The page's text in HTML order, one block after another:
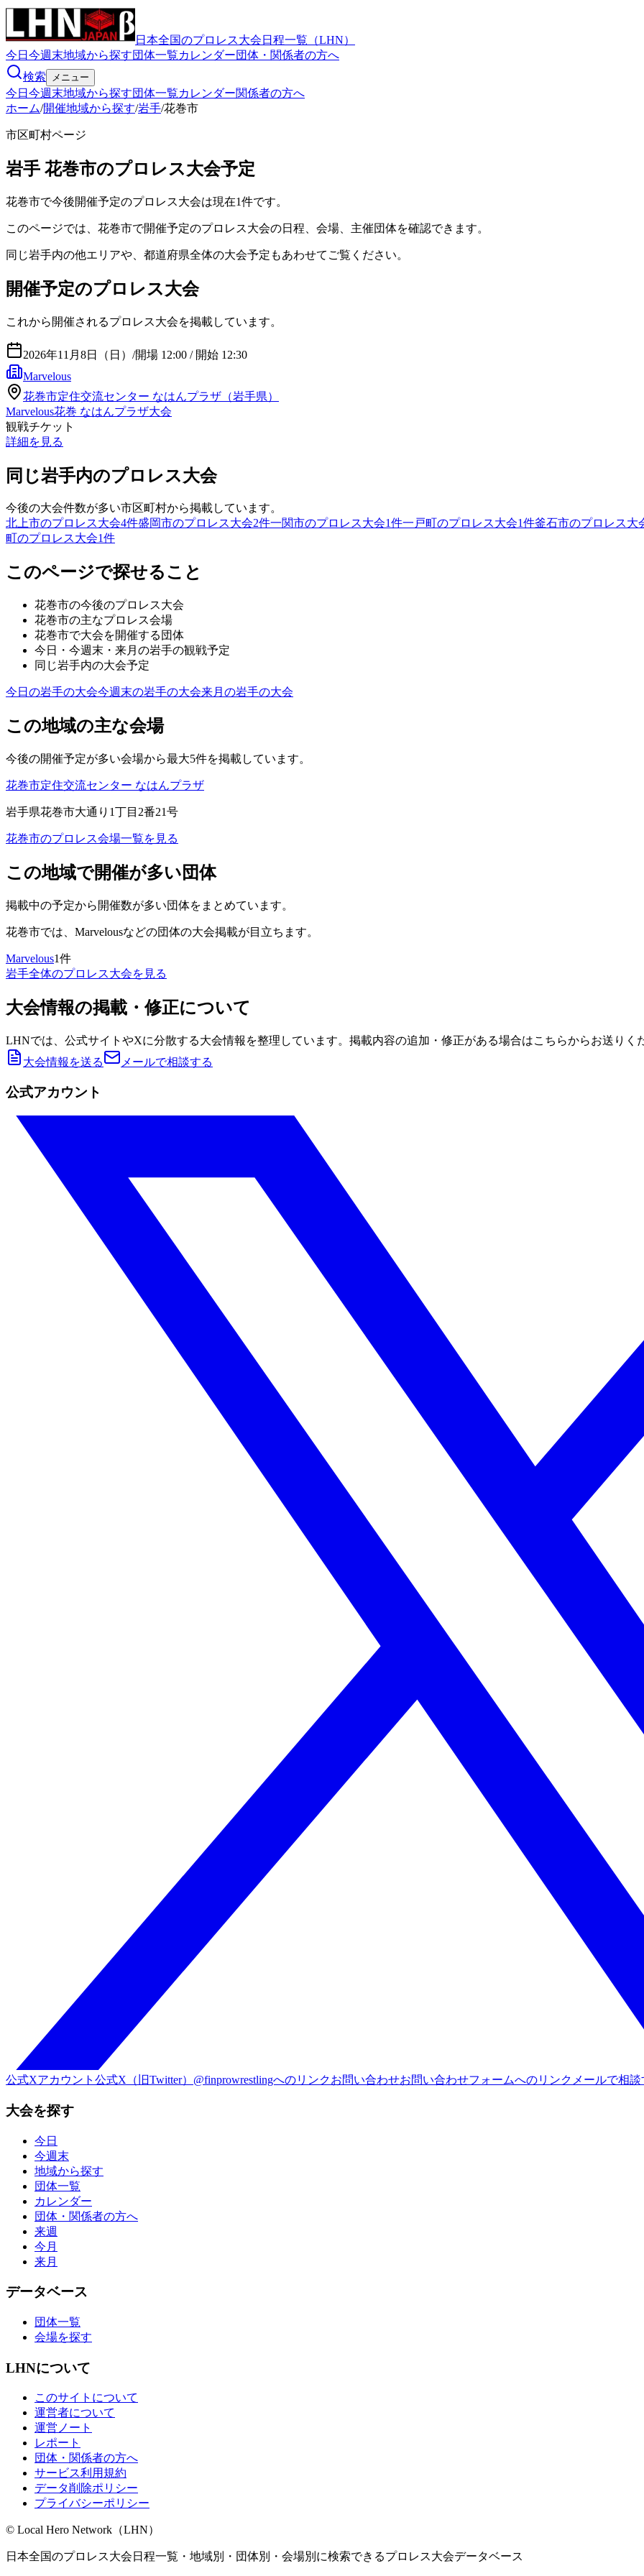
日本全国のプロレス大会日程一覧（LHN）
今日 今週末地域から探す団体一覧カレンダー団体・関係者の方へ
検索
メニュー
今日 今週末地域から探す団体一覧カレンダー関係者の方へ
ホーム/開催地域から探す/岩手/花巻市
市区町村ページ
岩手 花巻市のプロレス大会予定
花巻市で今後開催予定のプロレス大会は現在1件です。
このページでは、花巻市で開催予定のプロレス大会の日程、会場、主催団体を確認できます。
同じ岩手内の他エリアや、都道府県全体の大会予定もあわせてご覧ください。
開催予定のプロレス大会
これから開催されるプロレス大会を掲載しています。
2026年11月8日（日） /開場 12:00 / 開始 12:30
Marvelous
花巻市定住交流センター なはんプラザ（岩手県）
Marvelous花巻 なはんプラザ大会
観戦チケット
詳細を見る
同じ岩手内のプロレス大会
今後の大会件数が多い市区町村から掲載しています。
北上市のプロレス大会4件盛岡市のプロレス大会2件一関市のプロレス大会1件一戸町のプロレス大会1件釜石市のプロレス大
町のプロレス大会1件
このページで探せること
花巻市の今後のプロレス大会
花巻市の主なプロレス会場
花巻市で大会を開催する団体
今日・今週末・来月の岩手の観戦予定
同じ岩手内の大会予定
今日の岩手の大会今週末の岩手の大会来月の岩手の大会
この地域の主な会場
今後の開催予定が多い会場から最大5件を掲載しています。
花巻市定住交流センター なはんプラザ
岩手県花巻市大通り1丁目2番21号
花巻市のプロレス会場一覧を見る
この地域で開催が多い団体
掲載中の予定から開催数が多い団体をまとめています。
花巻市では、 Marvelousなどの団体の大会掲載が目立ちます。
Marvelous1件
岩手全体のプロレス大会を見る
大会情報の掲載・修正について
LHNでは、公式サイトやXに分散する大会情報を整理しています。掲載内容の追加・修正がある場合はこちらからお送りく
大会情報を送る
メールで相談する
公式アカウント
公式Xアカウント 公式X（旧Twitter）@finprowrestlingへのリンクお問い合わせお問い合わせフォームへのリンク メールで相
大会を探す
今日
今週末
地域から探す
団体一覧
カレンダー
団体・関係者の方へ
来週
今月
来月
データベース
団体一覧
会場を探す
LHNについて
このサイトについて
運営者について
運営ノート
レポート
団体・関係者の方へ
サービス利用規約
データ削除ポリシー
プライバシーポリシー
© Local Hero Network（LHN）
日本全国のプロレス大会日程一覧・地域別・団体別・会場別に検索できるプロレス大会データベース